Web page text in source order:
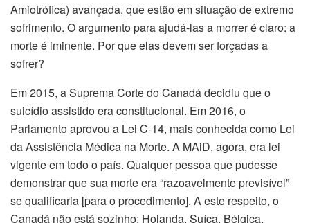
Amiotrófica) avançada, que estão em situação de extremo
sofrimento. O argumento para ajudá-las a morrer é claro: a
morte é iminente. Por que elas devem ser forçadas a
sofrer?
Em 2015, a Suprema Corte do Canadá decidiu que o
suicídio assistido era constitucional. Em 2016, o
Parlamento aprovou a Lei C-14, mais conhecida como Lei
da Assistência Médica na Morte. A MAiD, agora, era lei
vigente em todo o país. Qualquer pessoa que pudesse
demonstrar que sua morte era “razoavelmente previsível”
se qualificaria [para o procedimento]. A este respeito, o
Canadá não está sozinho: Holanda, Suíça, Bélgica,